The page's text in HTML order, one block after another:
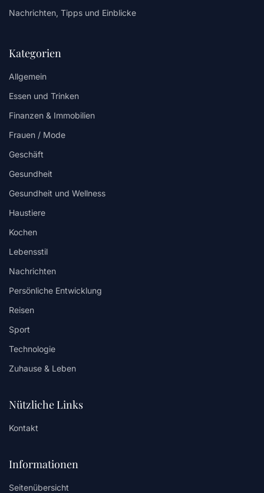
Nachrichten, Tipps und Einblicke
Kategorien
Allgemein
Essen und Trinken
Finanzen & Immobilien
Frauen / Mode
Geschäft
Gesundheit
Gesundheit und Wellness
Haustiere
Kochen
Lebensstil
Nachrichten
Persönliche Entwicklung
Reisen
Sport
Technologie
Zuhause & Leben
Nützliche Links
Kontakt
Informationen
Seitenübersicht